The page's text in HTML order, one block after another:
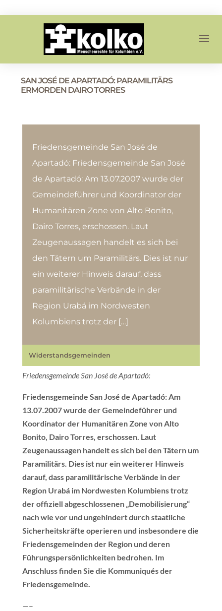
SAN JOSÉ DE APARTADÓ: PARAMILITÄRS
ERMORDEN DAIRO TORRES
Friedensgemeinde San José de
Apartadó: Friedensgemeinde San José
de Apartadó: Am 13.07.2007 wurde der
Gemeindeführer und Koordinator der
Humanitären Zone von Alto Bonito,
Dairo Torres, erschossen. Laut
Zeugenaussagen handelt es sich bei
den Tätern um Paramilitärs. Dies ist nur
ein weiterer Hinweis darauf, dass
paramilitärische Verbände in der
Region Urabá im Nordwesten
Kolumbiens trotz der […]
Widerstandsgemeinden
Friedensgemeinde San José de Apartadó:
Friedensgemeinde San José de Apartadó: Am
13.07.2007 wurde der Gemeindeführer und
Koordinator der Humanitären Zone von Alto
Bonito, Dairo Torres, erschossen. Laut
Zeugenaussagen handelt es sich bei den Tätern um
Paramilitärs. Dies ist nur ein weiterer Hinweis
darauf, dass paramilitärische Verbände in der
Region Urabá im Nordwesten Kolumbiens trotz
der offiziell abgeschlossenen „Demobilisierung“
nach wie vor und ungehindert durch staatliche
Sicherheitskräfte operieren und insbesondere die
Friedensgemeinden der Region und deren
Führungspersönlichkeiten bedrohen. Im
Anschluss finden Sie die Kommuniqués der
Friedensgemeinde.
—–